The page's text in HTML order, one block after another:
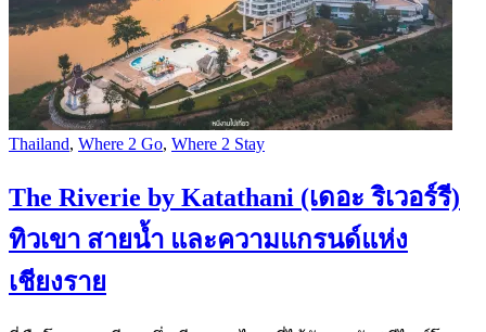
Thailand, Where 2 Go, Where 2 Stay
The Riverie by Katathani (เดอะ ริเวอร์รี)
ทิวเขา สายน้ำ และความแกรนด์แห่ง
เชียงราย